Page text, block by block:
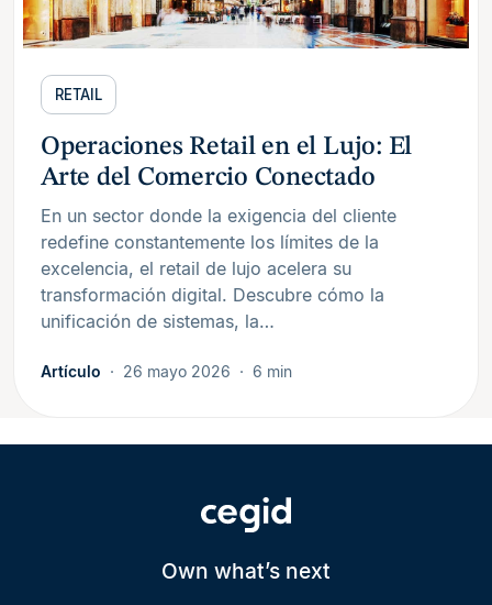
RETAIL
Operaciones Retail en el Lujo: El
Arte del Comercio Conectado
En un sector donde la exigencia del cliente
redefine constantemente los límites de la
excelencia, el retail de lujo acelera su
transformación digital. Descubre cómo la
unificación de sistemas, la…
Artículo 26 mayo 2026 6 min
Own what’s next